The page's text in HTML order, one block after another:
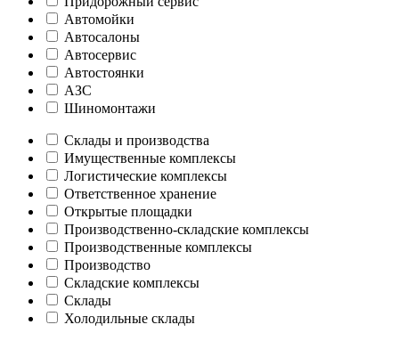
Автомойки
Автосалоны
Автосервис
Автостоянки
АЗС
Шиномонтажи
Склады и производства
Имущественные комплексы
Логистические комплексы
Ответственное хранение
Открытые площадки
Производственно-складские комплексы
Производственные комплексы
Производство
Складские комплексы
Склады
Холодильные склады